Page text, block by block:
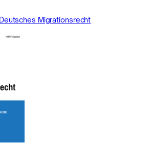
Migrationsrecht